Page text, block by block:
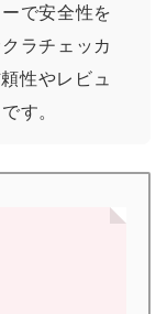
で安全性を
ラチェッカ
性やレビュ
す。